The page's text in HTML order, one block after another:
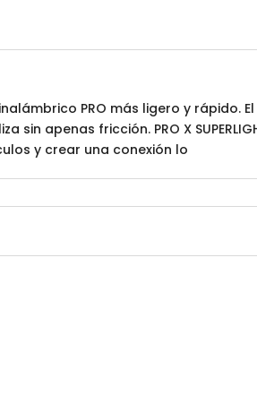
PRO más ligero y rápido.
apenas fricción. PRO X
y crear una conexión lo